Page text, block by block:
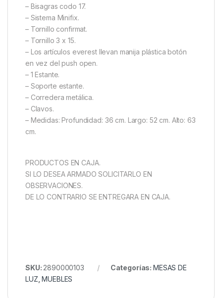
– Bisagras codo 17.
– Sistema Minifix.
– Tornillo confirmat.
– Tornillo 3 x 15.
– Los artículos everest llevan manija plástica botón
en vez del push open.
– 1 Estante.
– Soporte estante.
– Corredera metálica.
– Clavos.
– Medidas: Profundidad: 36 cm. Largo: 52 cm. Alto: 63
cm.
PRODUCTOS EN CAJA.
SI LO DESEA ARMADO SOLICITARLO EN
OBSERVACIONES.
DE LO CONTRARIO SE ENTREGARA EN CAJA.
SKU: 2890000103 Categorías: MESAS DE
LUZ ,MUEBLES